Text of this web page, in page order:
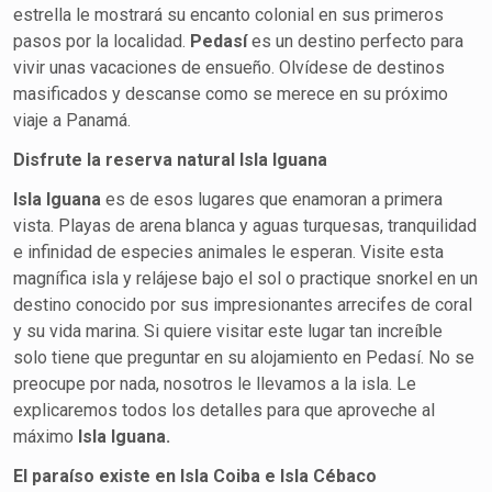
estrella le mostrará su encanto colonial en sus primeros
pasos por la localidad. Pedasíes un destino perfecto para
vivir unas vacaciones de ensueño. Olvídese de destinos
masificados y descanse como se merece en su próximo
viaje a Panamá.
Disfrute la reserva natural Isla Iguana
Isla Iguana es de esos lugares que enamoran a primera
vista. Playas de arena blanca y aguas turquesas, tranquilidad
e infinidad de especies animales le esperan. Visite esta
magnífica isla y relájese bajo el sol o practique snorkel en un
destino conocido por sus impresionantes arrecifes de coral
y su vida marina. Si quiere visitar este lugar tan increíble
solo tiene que preguntar en su alojamiento en Pedasí. No se
preocupe por nada, nosotros le llevamos a la isla. Le
explicaremos todos los detalles para que aproveche al
máximo Isla Iguana.
El paraíso existe en Isla Coiba e Isla Cébaco